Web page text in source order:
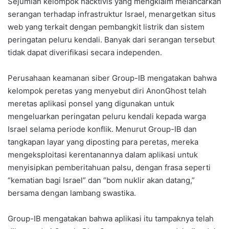
serangan terhadap infrastruktur Israel, menargetkan situs
web yang terkait dengan pembangkit listrik dan sistem
peringatan peluru kendali. Banyak dari serangan tersebut
tidak dapat diverifikasi secara independen.
Perusahaan keamanan siber Group-IB mengatakan bahwa
kelompok peretas yang menyebut diri AnonGhost telah
meretas aplikasi ponsel yang digunakan untuk
mengeluarkan peringatan peluru kendali kepada warga
Israel selama periode konflik. Menurut Group-IB dan
tangkapan layar yang diposting para peretas, mereka
mengeksploitasi kerentanannya dalam aplikasi untuk
menyisipkan pemberitahuan palsu, dengan frasa seperti
“kematian bagi Israel” dan “bom nuklir akan datang,”
bersama dengan lambang swastika.
Group-IB mengatakan bahwa aplikasi itu tampaknya telah